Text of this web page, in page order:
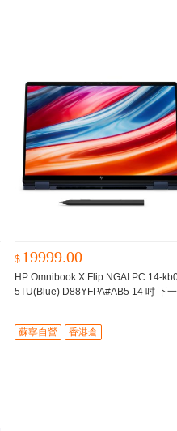
$ 19999.00
HP Omnibook X Flip NGAI PC 14-
5TU(Blue) D88YFPA#AB5 14 吋 下
蘇寧自營
香港倉